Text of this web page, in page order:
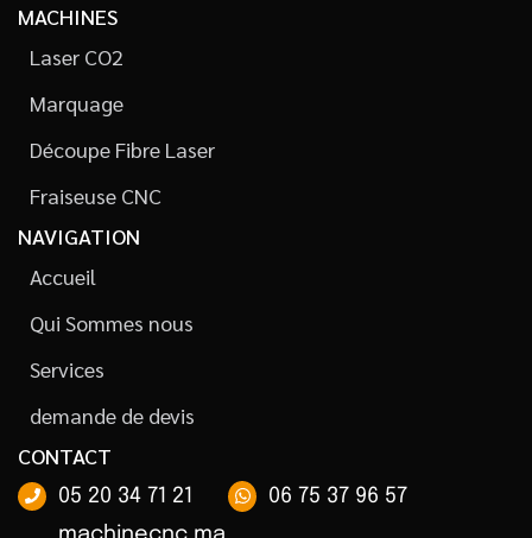
MACHINES
Laser CO2
Marquage
Découpe Fibre Laser
Fraiseuse CNC
NAVIGATION
Accueil
Qui Sommes nous
Services
demande de devis
CONTACT
05 20 34 71 21
06 75 37 96 57